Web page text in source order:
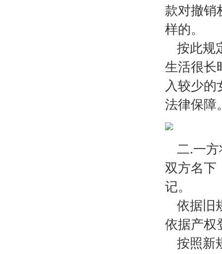
款对撤销
样的。
按此规
生活很长
入较少
法律保障
二.一
双方名下
记。
依据旧
依据产权
按照新